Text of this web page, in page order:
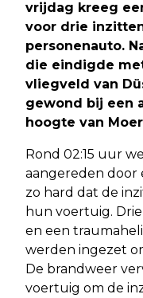
vrijdag kreeg
voor drie
personenauto.
die eindigde
vliegveld van
gewond bij een
hoogte van
Rond 02:15 uur
aangereden door
zo hard dat de
hun voertuig.
en een
werden ingezet
De brandweer
voertuig om de